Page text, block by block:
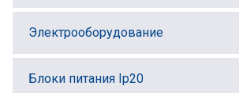
Электрооборудование
Блоки питания Ip20